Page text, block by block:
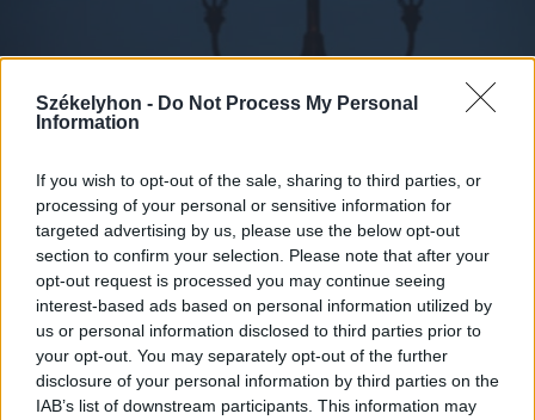
Székelyhon - Do Not Process My Personal
Information
If you wish to opt-out of the sale, sharing to third parties, or
processing of your personal or sensitive information for
targeted advertising by us, please use the below opt-out
section to confirm your selection. Please note that after your
opt-out request is processed you may continue seeing
interest-based ads based on personal information utilized by
us or personal information disclosed to third parties prior to
your opt-out. You may separately opt-out of the further
disclosure of your personal information by third parties on the
IAB’s list of downstream participants. This information may
2026. augusztus 07., péntek
A közvilágításon spórol a
sepsiszentgyörgyi önkormányzat